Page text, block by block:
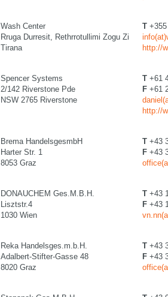
Wash Center
Rruga Durresit, Rethrrotullimi Zogu Zi
Tirana
T
http://
Spencer Systems
2/142 Riverstone Pde
NSW 2765 Riverstone
T +61
F +61
http://
Brema HandelsgesmbH
Harter Str. 1
8053 Graz
T +43
F +43
DONAUCHEM Ges.M.B.H.
Lisztstr.4
1030 Wien
T +43
F +43
Reka Handelsges.m.b.H.
Adalbert-Stifter-Gasse 48
8020 Graz
T +43
F +43